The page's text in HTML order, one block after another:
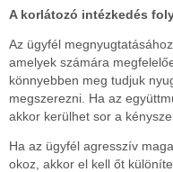
A korlátozó intézkedés
Az ügyfél
amelyek számára
könnyebben meg tudjuk
megszerezni. Ha az
akkor kerülhet sor a
Ha az ügyfél agresszív
okoz, akkor el kell őt